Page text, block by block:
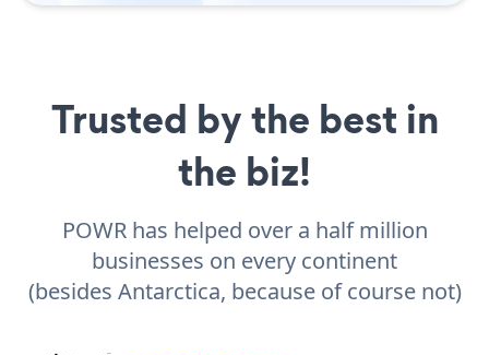
Trusted by the best in
the biz!
POWR has helped over a half million
businesses on every continent
(besides Antarctica, because of course not)